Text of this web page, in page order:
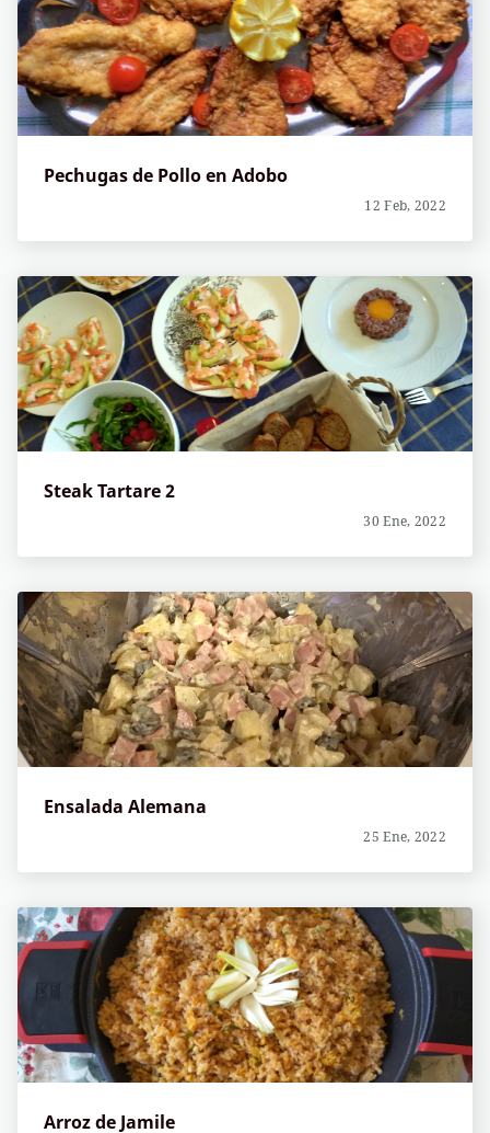
Pechugas de Pollo en Adobo
12 Feb, 2022
Steak Tartare 2
30 Ene, 2022
Ensalada Alemana
25 Ene, 2022
Arroz de Jamile